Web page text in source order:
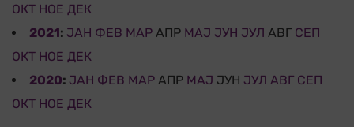
ОКТ НОЕ ДЕК
2021: ЈАН ФЕВ МАР АПР МАЈ ЈУН ЈУЛ АВГ СЕП
ОКТ НОЕ ДЕК
2020: ЈАН ФЕВ МАР АПР МАЈ ЈУН ЈУЛ АВГ СЕП
ОКТ НОЕ ДЕК